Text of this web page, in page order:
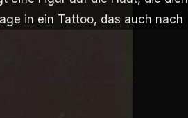
in ein Tattoo, das auch nach
in ein Tattoo, das auch nach